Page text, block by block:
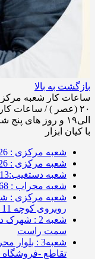
بازگشت به بالا
الی۱۹ و روز های پنج شنبه از ساعت 8:30 الی 13:30
با کیان ابزار
شعبه مرکزی : 07132322826
شعبه مرکزی : 09332322826
شعبه دستغیب:07137444013
شعبه محراب : 09014442368
شعبه مرکزی :
روبروی کوچه 11 جنب کیان چوب
سمت راست
شعبه3 :
تقاطع -فروشگاه